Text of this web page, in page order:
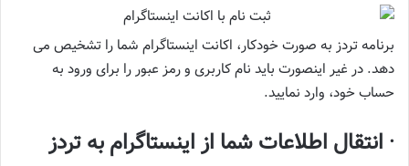
برنامه تردز به صورت خودکار، اکانت اینستاگرام شما را تشخیص می
دهد. در غیر اینصورت باید نام کاربری و رمز عبور را برای ورود به
حساب خود، وارد نمایید.
· انتقال اطلاعات شما از اینستاگرام به تردز